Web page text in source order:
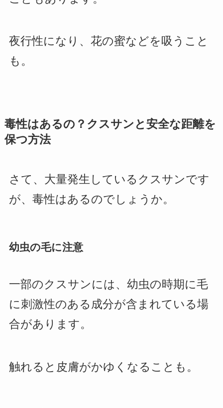
夜行性になり、花の蜜などを吸うこと
も。
毒性はあるの？クスサンと安全な距離を
保つ方法
さて、大量発生しているクスサンです
が、毒性はあるのでしょうか。
幼虫の毛に注意
一部のクスサンには、幼虫の時期に毛
に刺激性のある成分が含まれている場
合があります。
触れると皮膚がかゆくなることも。